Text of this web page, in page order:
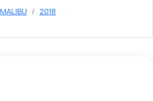
MALIBU
2018